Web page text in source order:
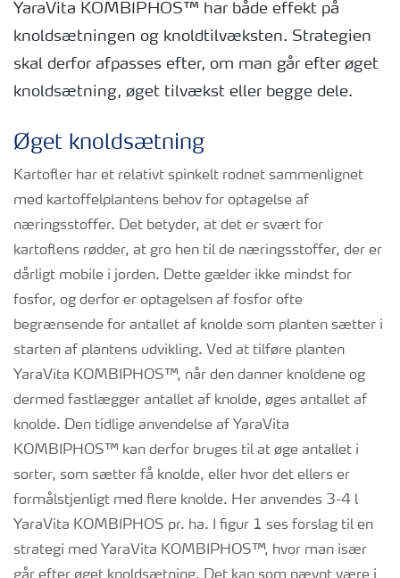
YaraVita KOMBIPHOS™ har både effekt på
knoldsætningen og knoldtilvæksten. Strategien
skal derfor afpasses efter, om man går efter øget
knoldsætning, øget tilvækst eller begge dele.
Øget knoldsætning
Kartofler har et relativt spinkelt rodnet sammenlignet
med kartoffelplantens behov for optagelse af
næringsstoffer. Det betyder, at det er svært for
kartoflens rødder, at gro hen til de næringsstoffer, der er
dårligt mobile i jorden. Dette gælder ikke mindst for
fosfor, og derfor er optagelsen af fosfor ofte
begrænsende for antallet af knolde som planten sætter i
starten af plantens udvikling. Ved at tilføre planten
YaraVita KOMBIPHOS™, når den danner knoldene og
dermed fastlægger antallet af knolde, øges antallet af
knolde. Den tidlige anvendelse af YaraVita
KOMBIPHOS™ kan derfor bruges til at øge antallet i
sorter, som sætter få knolde, eller hvor det ellers er
formålstjenligt med flere knolde. Her anvendes 3-4 l
YaraVita KOMBIPHOS pr. ha. I figur 1 ses forslag til en
strategi med YaraVita KOMBIPHOS™, hvor man især